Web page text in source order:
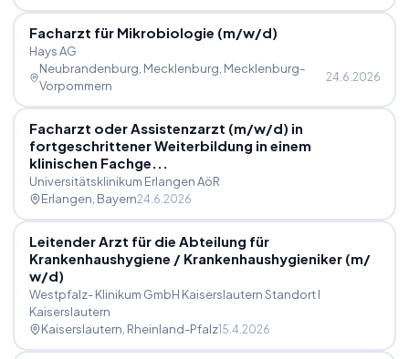
Facharzt für Mikrobiologie (m/w/d)
Hays AG
Neubrandenburg, Mecklenburg , Mecklenburg-
Vorpommern
24.6.2026
Facharzt oder Assistenzarzt (m/w/d) in
fortgeschrittener Weiterbildung in einem
klinischen Fachge...
Universitätsklinikum Erlangen AöR
Erlangen , Bayern24.6.2026
Leitender Arzt für die Abteilung für
Krankenhaushygiene /Krankenhaushygieniker (m/
w/d)
Westpfalz- Klinikum GmbH Kaiserslautern Standort I
Kaiserslautern
Kaiserslautern , Rheinland-Pfalz15.4.2026